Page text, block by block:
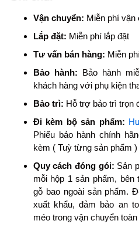
Vận chuyển: Miễn phí vận
Lắp đặt: Miễn phí lắp đặt
Tư vấn bán hàng: Miễn
Bảo hành: Bảo hành
khách hàng với phụ kiện
Bảo trì: Hỗ trợ bảo trì trọn
Đi kèm bộ sản phẩm:
Phiếu bảo hành chính
kèm ( Tuỳ từng sản phẩm )
Quy cách đóng gói: Sản
mỗi hộp 1 sản phẩm,
gỗ bao ngoài sản phẩm.
xuất khẩu, đảm bảo an
méo trong vận chuyển toàn